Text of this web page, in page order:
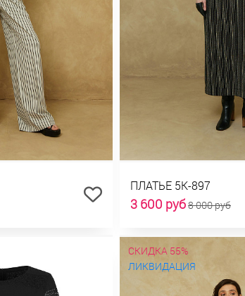
ПЛАТЬЕ 5К-897
3 600 руб8 000 руб
СКИДКА 55%
ЛИКВИДАЦИЯ